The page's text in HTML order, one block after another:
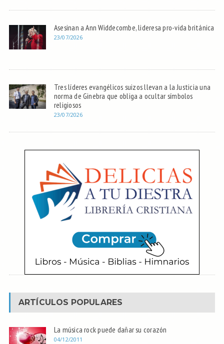
Asesinan a Ann Widdecombe, lideresa pro-vida británica
23/07/2026
Tres líderes evangélicos suizos llevan a la Justicia una
norma de Ginebra que obliga a ocultar símbolos
religiosos
23/07/2026
ARTÍCULOS POPULARES
La música rock puede dañar su corazón
04/12/2011